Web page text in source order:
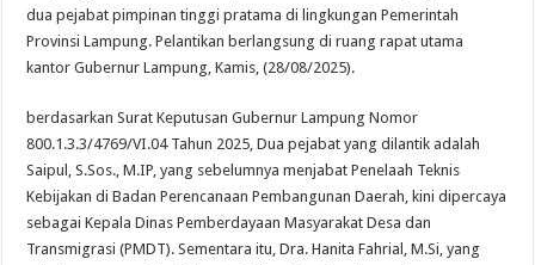
dua pejabat pimpinan tinggi pratama di lingkungan Pemerintah
Provinsi Lampung. Pelantikan berlangsung di ruang rapat utama
kantor Gubernur Lampung, Kamis, (28/08/2025).
berdasarkan Surat Keputusan Gubernur Lampung Nomor
800.1.3.3/4769/VI.04 Tahun 2025, Dua pejabat yang dilantik adalah
Saipul, S.Sos., M.IP, yang sebelumnya menjabat Penelaah Teknis
Kebijakan di Badan Perencanaan Pembangunan Daerah, kini dipercaya
sebagai Kepala Dinas Pemberdayaan Masyarakat Desa dan
Transmigrasi (PMDT). Sementara itu, Dra. Hanita Fahrial, M.Si, yang